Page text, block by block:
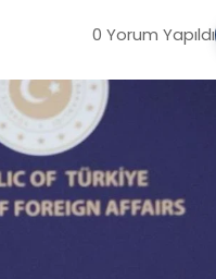
0 Yorum Yapıldı